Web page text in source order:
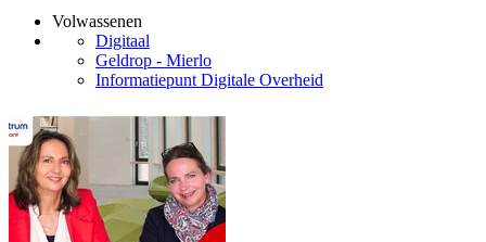
Volwassenen
Digitaal
Geldrop - Mierlo
Informatiepunt Digitale Overheid